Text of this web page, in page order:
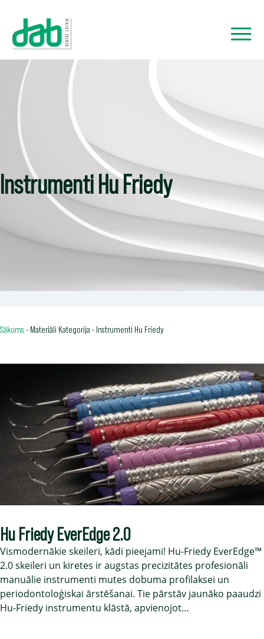
Instrumenti Hu Friedy
Sākums - Materiāli Kategorija - Instrumenti Hu Friedy
Hu Friedy EverEdge 2.0
Vismodernākie skeileri, kādi pieejami! Hu-Friedy EverEdge™
2.0 skeileri un kiretes ir augstas precizitātes profesionāli
manuālie instrumenti mutes dobuma profilaksei un
periodontoloģiskai ārstēšanai. Tie pārstāv jaunāko paaudzi
Hu-Friedy instrumentu klāstā, apvienojot…